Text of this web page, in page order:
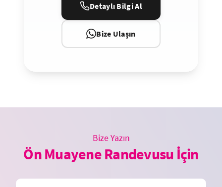
Detaylı Bilgi Al
Bize Ulaşın
Bize Yazın
Ön Muayene Randevusu İçin